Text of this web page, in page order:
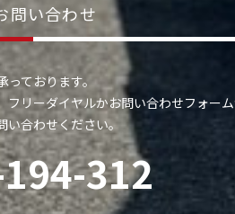
問い合わせ
ております。
リーダイヤルかお問い合わせフォー
い合わせください。
312